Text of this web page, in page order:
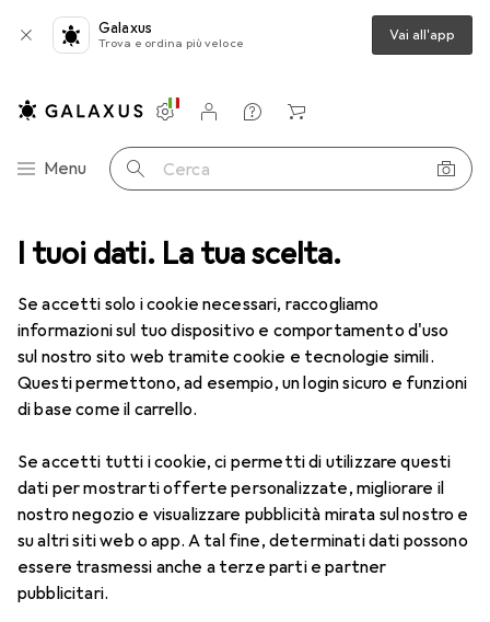
I tuoi dati. La tua scelta.
Se accetti solo i cookie necessari, raccogliamo
informazioni sul tuo dispositivo e comportamento d'uso
sul nostro sito web tramite cookie e tecnologie simili.
Questi permettono, ad esempio, un login sicuro e funzioni
di base come il carrello.
Se accetti tutti i cookie, ci permetti di utilizzare questi
dati per mostrarti offerte personalizzate, migliorare il
nostro negozio e visualizzare pubblicità mirata sul nostro e
su altri siti web o app. A tal fine, determinati dati possono
essere trasmessi anche a terze parti e partner
pubblicitari.
Galaxus
Trova e ordina più veloce Vai all'app
Categoria Navigazione
Menu Cerca
Impostazioni
Conto cliente
Liste di confronto
Liste dei desideri
Carrello
Ottica Lenti a contatto Air Optix più HydraGlyde Multifocal
1 Immagine
Air Optix più HydraGlyde Multifocal
-4, Obiettivo mensile, 6 pz., Multifocale
Prezzo in EUR IVA incl.
EUR
55,09 EUR
9,19/1pz.
9
Valutazioni